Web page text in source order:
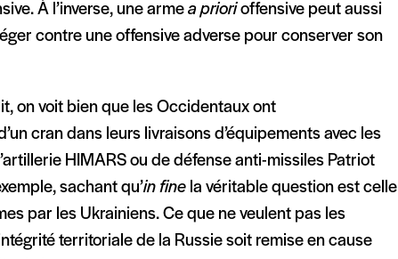
À l’inverse, une armea priorioffensive peut aussi
contre une offensive adverse pour conserver son
on voit bien que les Occidentaux ont
cran dans leurs livraisons d’équipements avec les
HIMARS ou de défense anti-missiles Patriot
sachant qu’in fine la véritable question est celle
par les Ukrainiens. Ce que ne veulent pas les
territoriale de la Russie soit remise en cause